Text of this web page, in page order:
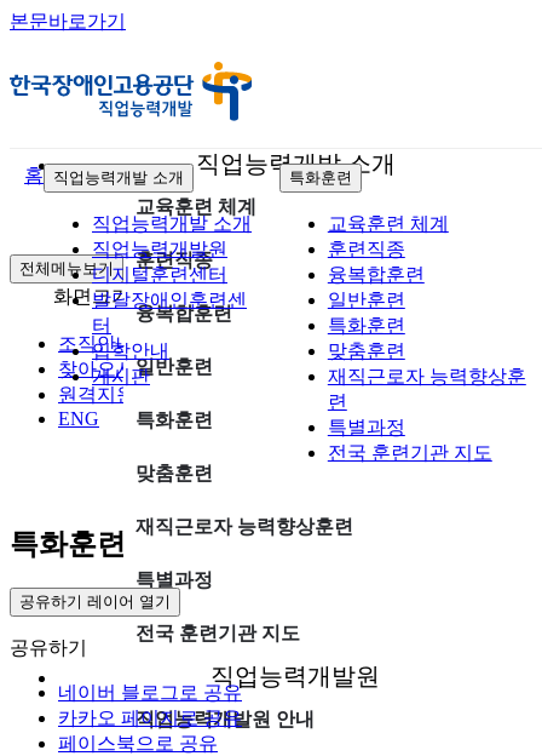
본문바로가기
직업능력개발 소개
교육훈련 체계
훈련직종
융복합훈련
일반훈련
특화훈련
맞춤훈련
재직근로자 능력향상훈련
특별과정
전국 훈련기관 지도
직업능력개발원
직업능력개발원 안내
전체메뉴보기
화면크기 축소 확대 초기화
조직안내
찾아오시는길
원격지원
ENG
홈 직업능력개발 소개
직업능력개발 소개
직업능력개발원
디지털훈련센터
발달장애인훈련센
터
입학안내
게시판
특화훈련
교육훈련 체계
훈련직종
융복합훈련
일반훈련
특화훈련
맞춤훈련
재직근로자 능력향상훈
련
특별과정
전국 훈련기관 지도
특화훈련
공유하기 레이어 열기
공유하기
네이버 블로그로 공유
카카오 페이지로 공유
페이스북으로 공유